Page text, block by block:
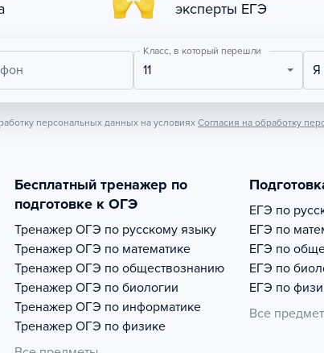
эксперты ЕГЭ
Класс, в который перешли
11
персональных данных на условиях Согласия на обработку
Бесплатный тренажер по
подготовке к ОГЭ
Тренажер ОГЭ по русскому языку
Тренажер ОГЭ по математике
Тренажер ОГЭ по обществознанию
Тренажер ОГЭ по биологии
Тренажер ОГЭ по информатике
Тренажер ОГЭ по физике
ЕГЭ по
ЕГЭ по
ЕГЭ по
ЕГЭ по
ЕГЭ по
Все